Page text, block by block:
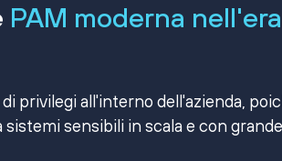
PAM moderna nell'era
privilegi all'interno dell'azienda,
sensibili in scala e con